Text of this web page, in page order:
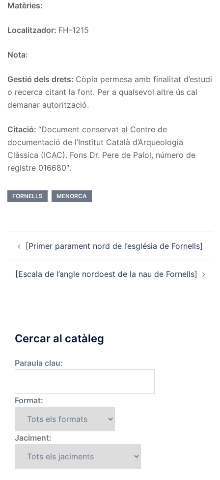
Matèries:
Localitzador: FH-1215
Nota:
Gestió dels drets: Còpia permesa amb finalitat d’estudi
o recerca citant la font. Per a qualsevol altre ús cal
demanar autorització.
Citació: “Document conservat al Centre de
documentació de l’Institut Català d’Arqueologia
Clàssica (ICAC). Fons Dr. Pere de Palol, número de
registre 016680″.
FORNELLS MENORCA
navigation
[Primer parament nord de l’església de Fornells]
[Escala de l’angle nordoest de la nau de Fornells]
Cercar al catàleg
Paraula clau:
Format:
Jaciment: